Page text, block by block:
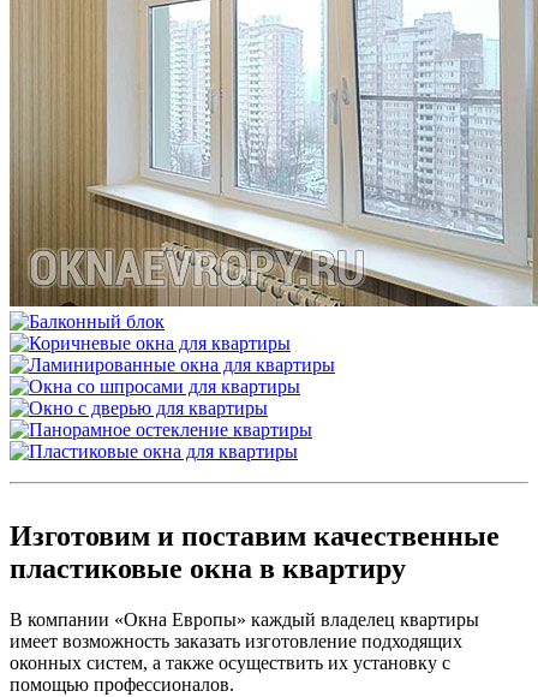
Изготовим и поставим качественные
пластиковые окна в квартиру
В компании «Окна Европы» каждый владелец квартиры
имеет возможность заказать изготовление подходящих
оконных систем, а также осуществить их установку с
помощью профессионалов.